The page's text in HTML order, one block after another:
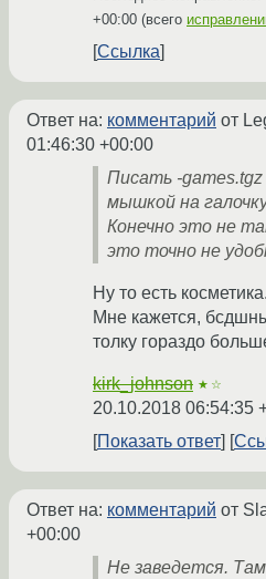
+00:00 (всего
Ссылка
Ответ на: комментарий от
01:46:30 +00:00
Писать -
мышкой на
Конечно это не
это точно не
Ну то есть
Мне кажется,
толку гораздо
kirk_johnson ★☆
20.10.2018 06:54:35
Показать ответ
Ответ на: комментарий от
+00:00
Не заведется.